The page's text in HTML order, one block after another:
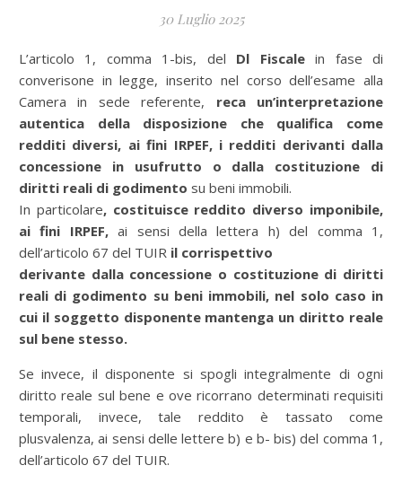
30 Luglio 2025
L’articolo 1, comma 1-bis, del Dl Fiscalein fase di
converisone in legge, inserito nel corso dell’esame alla
Camera in sede referente, reca un’interpretazione
autentica della disposizione che qualifica come
redditi diversi, ai fini IRPEF, i redditi derivanti dalla
concessione in usufrutto o dalla costituzione di
diritti reali di godimento su beni immobili.
In particolare, costituisce reddito diverso imponibile,
ai fini IRPEF,ai sensi della lettera h) del comma 1,
dell’articolo 67 del TUIR il corrispettivo
derivante dalla concessione o costituzione di diritti
reali di godimento su beni immobili, nel solo caso in
cui il soggetto disponente mantenga un diritto reale
sul bene stesso.
Se invece, il disponente si spogli integralmente di ogni
diritto reale sul bene e ove ricorrano determinati requisiti
temporali, invece, tale reddito è tassato come
plusvalenza, ai sensi delle lettere b) e b- bis) del comma 1,
dell’articolo 67 del TUIR.